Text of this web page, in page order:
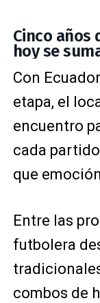
Cinco años
hoy se
Con
etapa, el
encuentro
cada
que
Entre las
futbolera
combos de